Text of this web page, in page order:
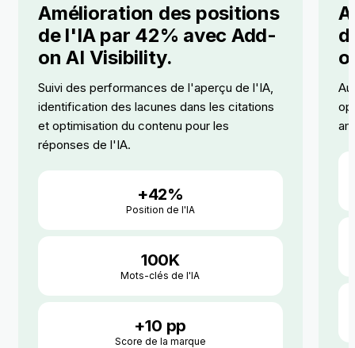
Amélioration des positions
de l'IA par 42% avec Add-
on AI Visibility.
Suivi des performances de l'aperçu de l'IA,
identification des lacunes dans les citations
et optimisation du contenu pour les
réponses de l'IA.
+42%
Position de l'IA
100K
Mots-clés de l'IA
+10 pp
Score de la marque